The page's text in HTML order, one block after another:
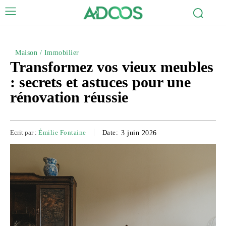
Maison / Immobilier
Transformez vos vieux meubles
: secrets et astuces pour une
rénovation réussie
Ecrit par : Émilie Fontaine Date: 3 juin 2026